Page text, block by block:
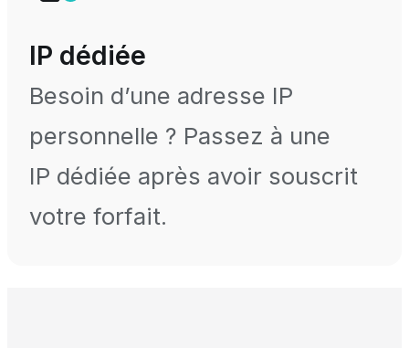
IP dédiée
Besoin d’une adresse IP
personnelle ? Passez à une
IP dédiée après avoir souscrit
votre forfait.